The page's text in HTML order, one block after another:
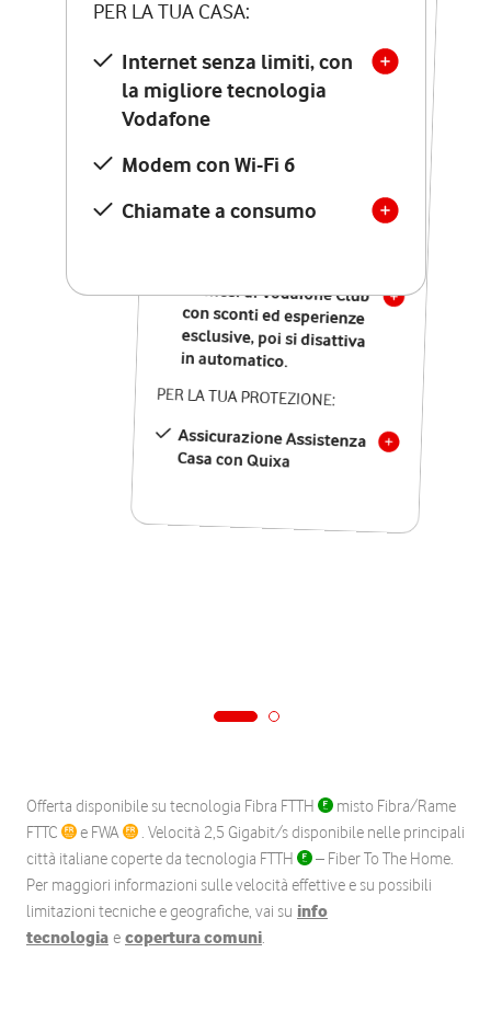
PER LA TUA CASA:
Internet senza limiti, con
la migliore tecnologia
Vodafone
Modem con Wi-Fi 6
Chiamate a consumo
PER LA TUA CASA:
Internet senza limiti, con
la migliore tecnologia
Vodafone
Modem Seven con Wi-Fi 7
Chiamate illimitate verso
numeri fissi e mobili
nazionali
12 mesi di Vodafone Club
con sconti ed esperienze
esclusive, poi si disattiva
in automatico.
PER LA TUA PROTEZIONE:
Assicurazione Assistenza
Casa con Quixa
Offerta disponibile su tecnologia Fibra FTTH
misto Fibra/Rame
FTTC
e FWA
. Velocità 2,5 Gigabit/s disponibile nelle principali
città italiane coperte da tecnologia FTTH
– Fiber To The Home.
Per maggiori informazioni sulle velocità effettive e su possibili
limitazioni tecniche e geografiche, vai su info
tecnologia e copertura comuni.